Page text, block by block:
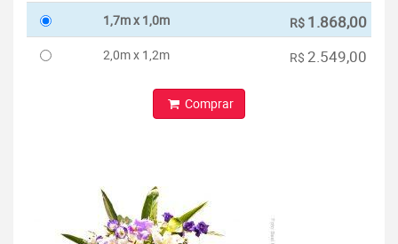
1,7m x 1,0m R$ 1.868,00
2,0m x 1,2m R$ 2.549,00
Comprar